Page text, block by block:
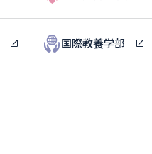
国際教養学部